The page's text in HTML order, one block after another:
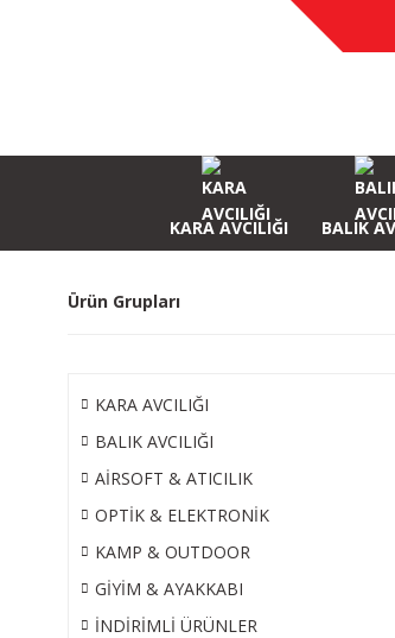
KARA AVCILIĞI BALIK
Ürün Grupları
KARA AVCILIĞI
BALIK AVCILIĞI
AİRSOFT & ATICILIK
OPTİK & ELEKTRONİK
KAMP & OUTDOOR
GİYİM & AYAKKABI
İNDİRİMLİ ÜRÜNLER